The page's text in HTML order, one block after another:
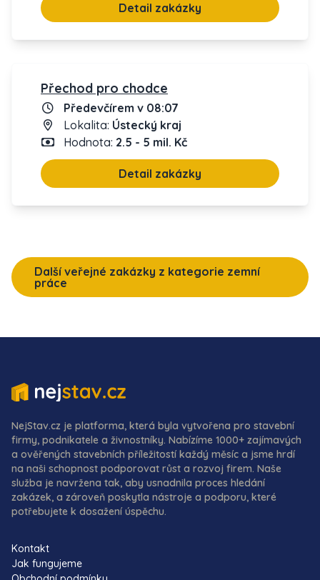
Detail zakázky
Přechod pro chodce
Předevčírem v 08:07
Lokalita: Ústecký kraj
Hodnota: 2.5 - 5 mil. Kč
Detail zakázky
Další veřejné zakázky z kategorie zemní
práce
NejStav.cz je platforma, která byla vytvořena pro stavební
firmy, podnikatele a živnostníky. Nabízíme 1000+ zajímavých
a ověřených stavebních příležitostí každý měsíc a jsme hrdí
na naši schopnost podporovat růst a rozvoj firem. Naše
služba je navržena tak, aby usnadnila proces hledání
zakázek, a zároveň poskytla nástroje a podporu, které
potřebujete k dosažení úspěchu.
Kontakt
Jak fungujeme